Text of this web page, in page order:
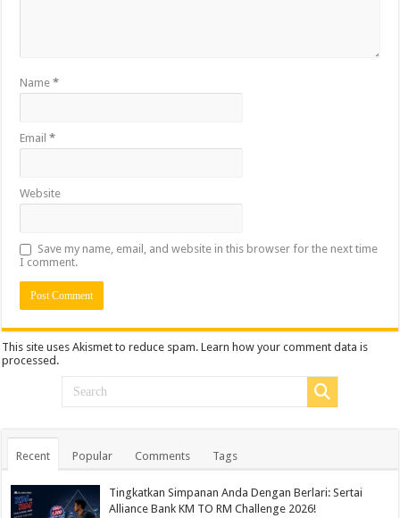
Name*
Email*
Website
Save my name, email, and website in this browser for the next time
I comment.
This site uses Akismet to reduce spam.Learn how your comment data is
processed.
Recent Popular Comments Tags
Tingkatkan Simpanan Anda Dengan Berlari: Sertai
Alliance Bank KM TO RM Challenge 2026!